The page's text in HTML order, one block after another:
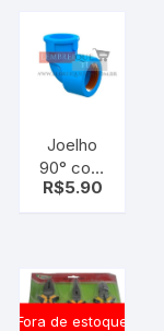
Joelho
90° com
Bucha
Azul –
cano
R$5.90
Fora de estoque